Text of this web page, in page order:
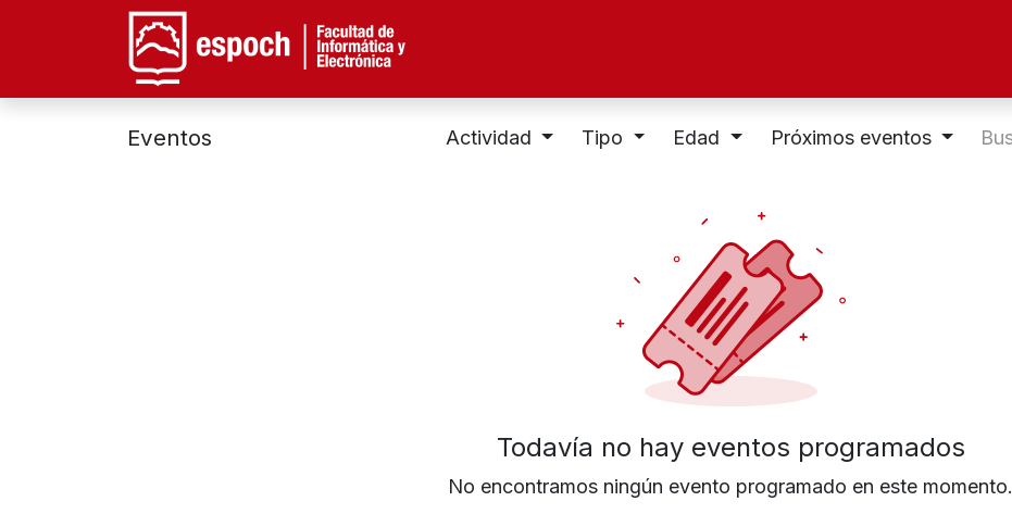
Eventos Actividad Tipo Edad Próximos eventos
Todavía no hay eventos programados
No encontramos ningún evento programado en este momento.